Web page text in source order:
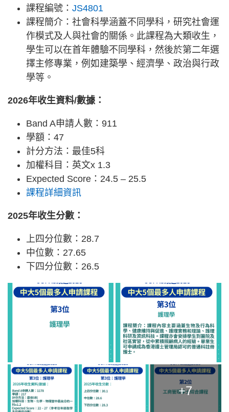
課程編號： JS4801
課程簡介：社會科學涵蓋不同學科，研究社會運
作模式及人與社會的關係。此課程為大類收生，
學生可以在首年體驗不同學科，然後於第二年選
擇主修專業，例如建築學、經濟學、政治與行政
學等。
2026年收生資料/數據：
Band A申請人數：911
學額：47
計分方法：最佳5科
加權科目：英文x 1.3
Expected Score：24.5 – 25.5
課程詳細資訊
2025年收生分數：
上四分位數：28.7
中位數：27.65
下四分位數：26.5
+7